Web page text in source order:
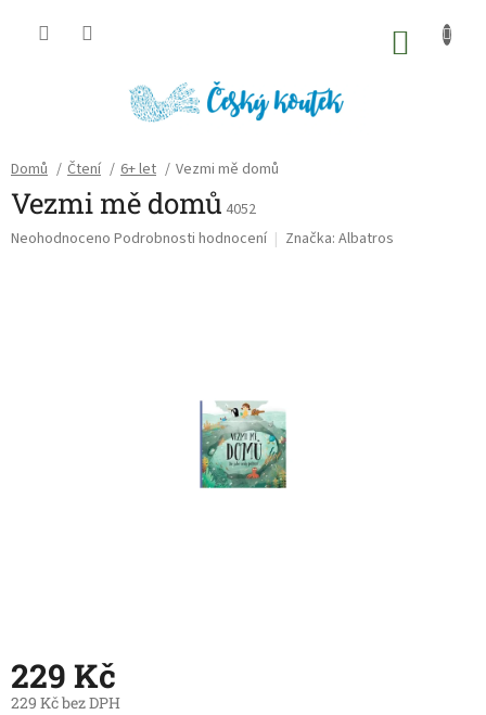
Domů / Čtení / 6+ let / Vezmi mě domů
Vezmi mě domů 4052
Průměrné
Neohodnoceno Podrobnosti hodnocení Značka: Albatros
229 Kč
229 Kč bez DPH